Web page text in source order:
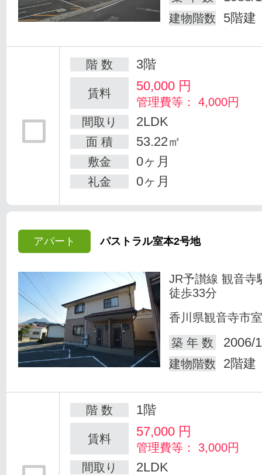
建物階数 5階建
階 数 3階
賃料 50,000 円
管理費等： 4,000円
間取り
2LDK
面 積 53.22㎡
敷金 0ヶ月
礼金 0ヶ月
アパート パストラル室本2号地
JR予讃線 観音寺
徒歩33分
香川県観音寺市
築 年 数
2006/
建物階数 2階建
階 数 1階
賃料 57,000 円
管理費等： 3,000円
間取り
2LDK